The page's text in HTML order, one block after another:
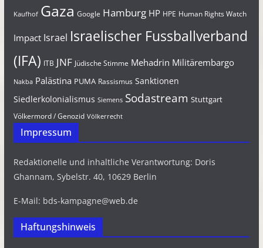
Kaufhof Gaza Google Hamburg HP HPE Human Rights Watch
Impact Israel Israelischer Fussballverband
(IFA) ITB JNF Jüdische Stimme Mehadrin Militärembargo
Nakba Palästina PUMA Rassismus Sanktionen
Siedlerkolonialismus Siemens Sodastream Stuttgart
Völkermord / Genozid Völkerrecht
Impressum
Redaktionelle und inhaltliche Verantwortung: Doris
Ghannam, Sybelstr. 40, 10629 Berlin
E-Mail: bds-kampagne@web.de
Haftungshinweis